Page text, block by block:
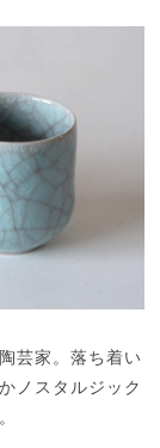
芸家。落ち着い
ノスタルジック